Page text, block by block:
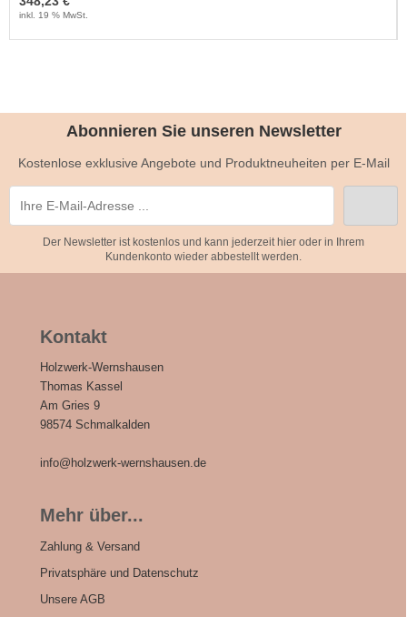
inkl. 19 % MwSt.
Abonnieren Sie unseren Newsletter
Kostenlose exklusive Angebote und Produktneuheiten per E-Mail
Der Newsletter ist kostenlos und kann jederzeit hier oder in Ihrem
Kundenkonto wieder abbestellt werden.
Kontakt
Holzwerk-Wernshausen
Thomas Kassel
Am Gries 9
98574 Schmalkalden
info@holzwerk-wernshausen.de
Mehr über...
Zahlung & Versand
Privatsphäre und Datenschutz
Unsere AGB